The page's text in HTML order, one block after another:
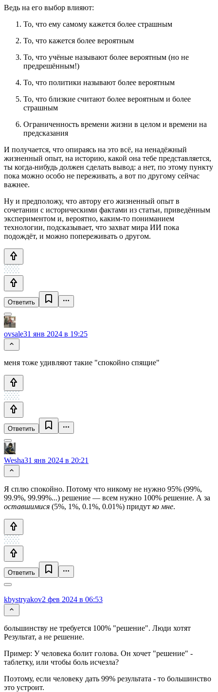
Ведь на его выбор влияют:
То, что ему самому кажется более страшным
То, что кажется более вероятным
То, что учёные называют более вероятным (но не
предрешённым!)
То, что политики называют более вероятным
То, что близкие считают более вероятным и более
страшным
Ограниченность времени жизни в целом и времени на
предсказания
И получается, что опираясь на это всё, на ненадёжный
жизненный опыт, на историю, какой она тебе представляется,
ты когда-нибудь должен сделать вывод: а нет, по этому пункту
пока можно особо не переживать, а вот по другому сейчас
важнее.
Ну и предположу, что автору его жизненный опыт в
сочетании с историческими фактами из статьи, приведённым
экспериментом и, вероятно, каким-то пониманием
технологии, подсказывает, что захват мира ИИ пока
подождёт, и можно попереживать о другом.
Ответить
ovsale31 янв 2024 в 19:25
меня тоже удивляют такие "спокойно спящие"
Ответить
Wesha31 янв 2024 в 20:21
Я сплю спокойно. Потому что никому не нужно 95% (99%,
99.9%, 99.99%...) решение — всем нужно 100% решение. А за
оставшимися (5%, 1%, 0.1%, 0.01%) придут ко мне.
Ответить
kbystryakov2 фев 2024 в 06:53
большинству не требуется 100% "решение". Люди хотят
Результат, а не решение.
Пример: У человека болит голова. Он хочет "решение" -
таблетку, или чтобы боль исчезла?
Поэтому, если человеку дать 99% результата - то большинство
это устроит.